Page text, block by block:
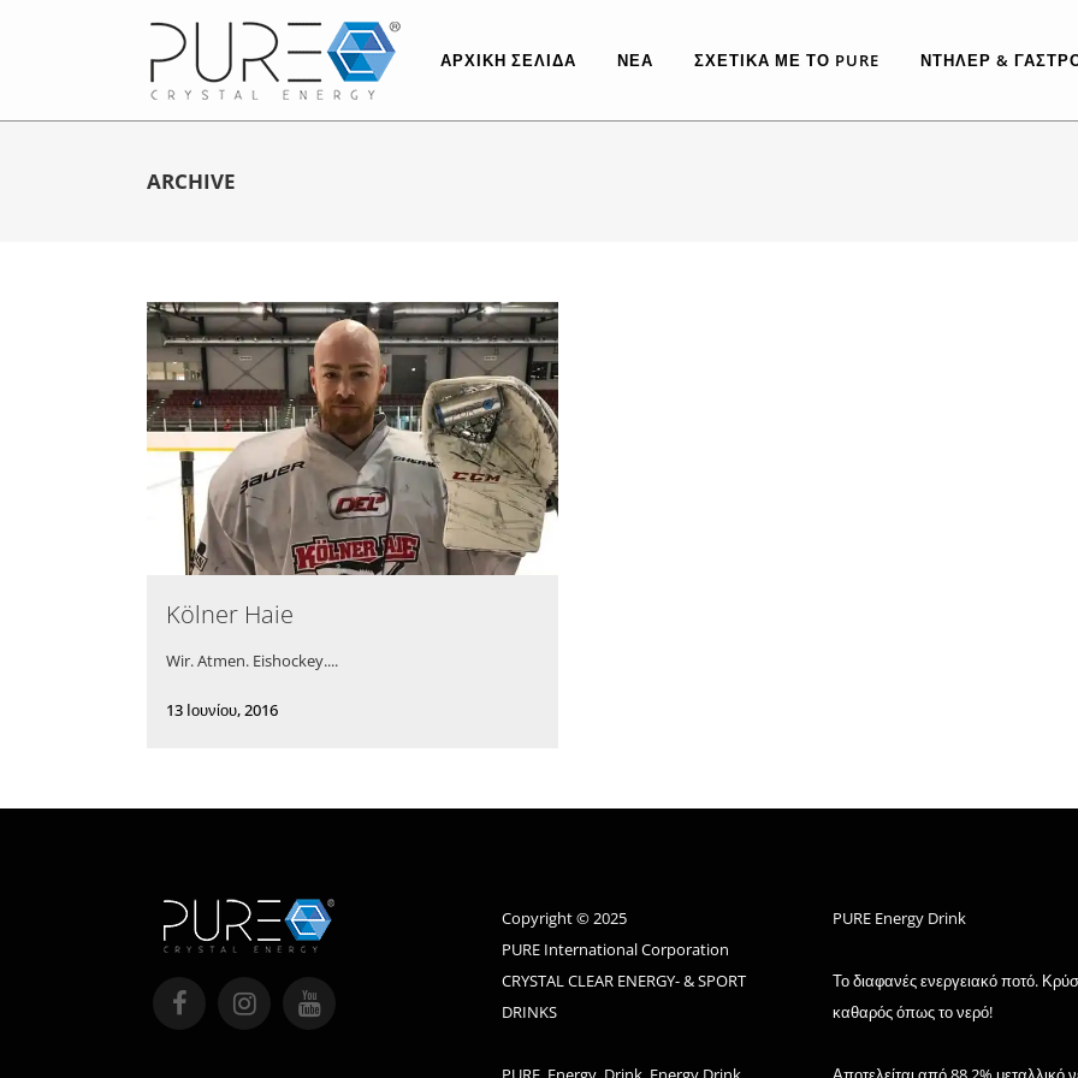
ΑΡΧΙΚΉ ΣΕΛΊΔΑ ΝΈΑ ΣΧΕΤΙΚΆ ΜΕ ΤΟ PURE ΝΤΉΛΕΡ &
ARCHIVE
Kölner Haie
Wir. Atmen. Eishockey....
13 Ιουνίου, 2016
Copyright © 2025
PURE International Corporation
CRYSTAL CLEAR ENERGY- & SPORT
DRINKS
PURE Energy Drink
Το διαφανές ενεργειακό ποτό.
καθαρός όπως το νερό!